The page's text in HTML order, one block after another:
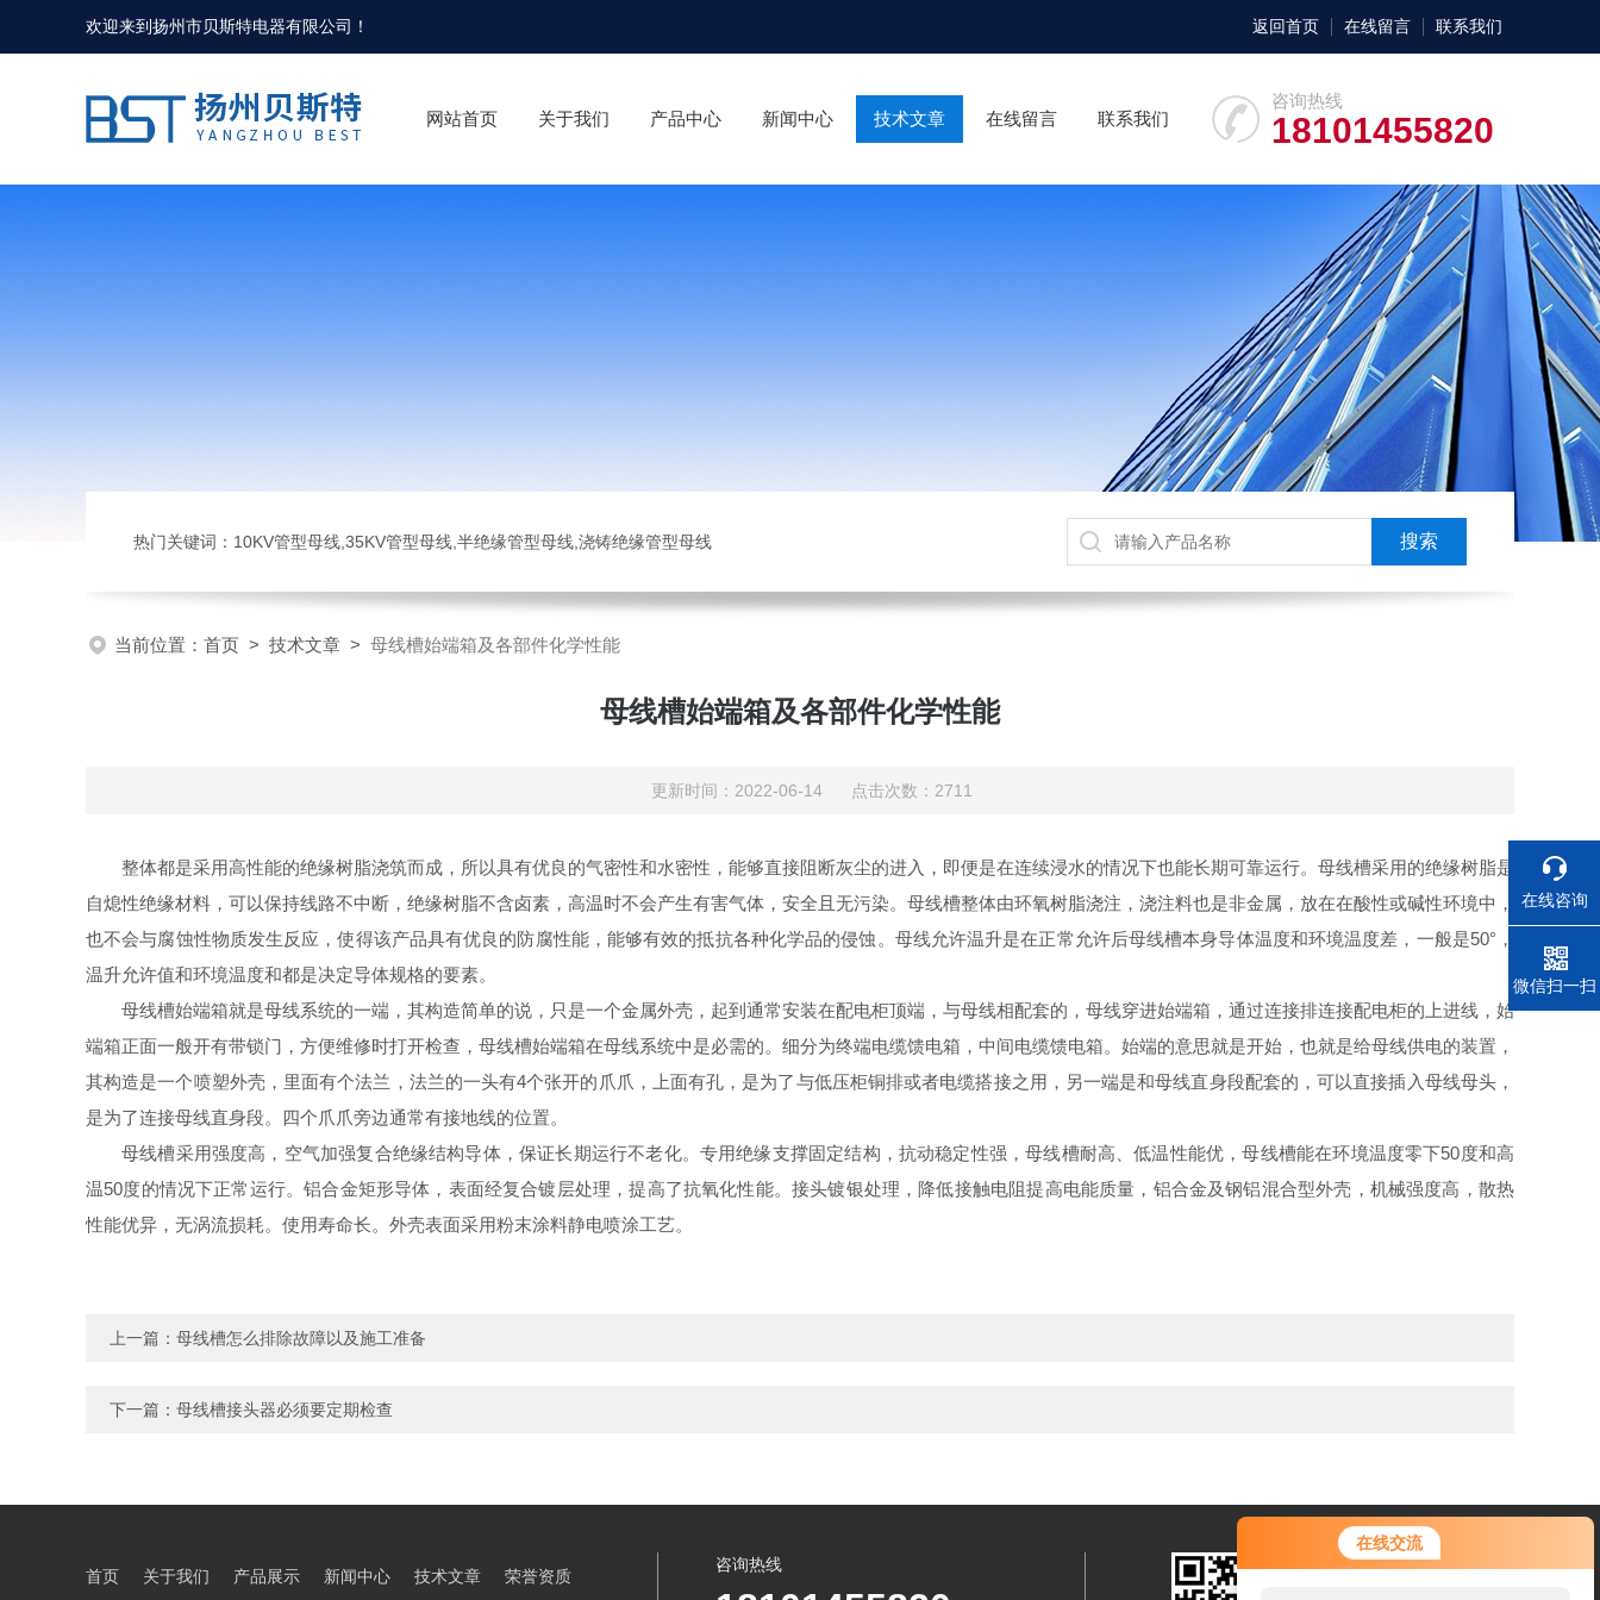
在线交流
欢迎来到扬州市贝斯特电器有限公司 ！ 返回首页 在线留言 联系我们
咨询热线
18101455820
网站首页 关于我们 产品中心 新闻中心 技术文章 在线留言 联系我们
热门关键词：10KV管型母线,35KV管型母线,半绝缘管型母线,浇铸绝缘管型母线
当前位置： 首页 > 技术文章 > 母线槽始端箱及各部件化学性能
母线槽始端箱及各部件化学性能
更新时间：2022-06-14 点击次数：2711
整体都是采用高性能的绝缘树脂浇筑而成，所以具有优良的气密性和水密性，能够直接阻断灰尘的进入，即便是在连续浸水的情况下也能长期可靠运行。母线槽采用的绝缘树脂是
自熄性绝缘材料 ， 可以保持线路不中断，绝缘树脂不含卤素，高温时不会产生有害气体，安全且无污染。母线槽整体由环氧树脂浇注，浇注料也是非金属，放在在酸性或碱性环境中，
也不会与腐蚀性物质发生反应，使得该产品具有优良的防腐性能，能够有效的抵抗各种化学品的侵蚀。母线允许温升是在正常允许后母线槽本身导体温度和环境温度差，一般是50°，
温升允许值和环境温度和都是决定导体规格的要素。
母线槽始端箱就是母线系统的一端，其构造简单的说，只是一个金属外壳，起到通常安装在配电柜顶端，与母线相配套的，母线穿进始端箱，通过连接排连接配电柜的上进线，始
端箱正面一般开有带锁门，方便维修时打开检查，母线槽始端箱在母线系统中是必需的。细分为终端电缆馈电箱，中间电缆馈电箱。始端的意思就是开始，也就是给母线供电的装置，
其构造是一个喷塑外壳，里面有个法兰，法兰的一头有4个张开的爪爪，上面有孔，是为了与低压柜铜排或者电缆搭接之用，另一端是和母线直身段配套的，可以直接插入母线母头，
是为了连接母线直身段。四个爪爪旁边通常有接地线的位置。
母线槽采用强度高，空气加强复合绝缘结构导体，保证长期运行不老化。专用绝缘支撑固定结构，抗动稳定性强，母线槽耐高、低温性能优，母线槽能在环境温度零下50度和高
温50度的情况下正常运行。铝合金矩形导体，表面经复合镀层处理，提高了抗氧化性能。接头镀银处理，降低接触电阻提高电能质量，铝合金及钢铝混合型外壳，机械强度高，散热
性能优异，无涡流损耗。使用寿命长。外壳表面采用粉末涂料静电喷涂工艺。
上一篇： 母线槽怎么排除故障以及施工准备
下一篇： 母线槽接头器必须要定期检查
首页 关于我们 产品展示 新闻中心 技术文章 荣誉资质
咨询热线
在线咨询
电话
微信扫一扫